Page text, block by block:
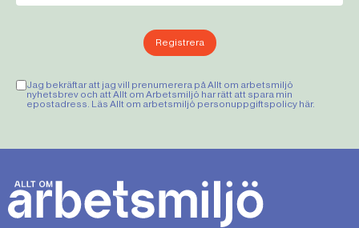
Registrera
Jag bekräftar att jag vill prenumerera på Allt om arbetsmiljö
nyhetsbrev och att Allt om Arbetsmiljö har rätt att spara min
epostadress. Läs Allt om arbetsmiljö personuppgiftspolicy här.